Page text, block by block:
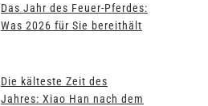
Das Jahr des Feuer-Pferdes:
Was 2026 für Sie bereithält
Die kälteste Zeit des
Jahres: Xiao Han nach dem